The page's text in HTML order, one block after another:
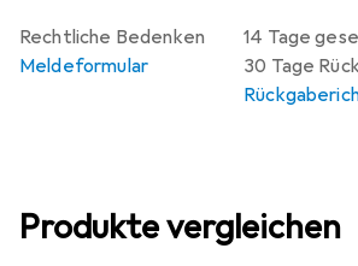
14 Tage
30 Tage
Rechtliche Bedenken
Meldeformular
Produkte vergleichen